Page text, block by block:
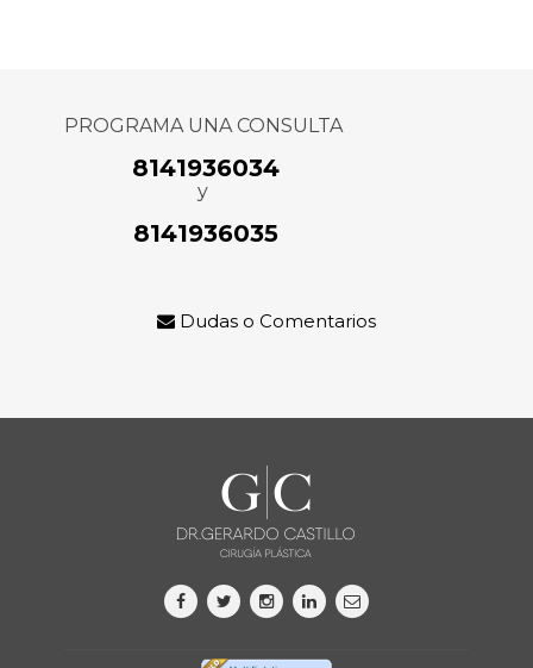
PROGRAMA UNA CONSULTA
8141936034
y
8141936035
Dudas o Comentarios